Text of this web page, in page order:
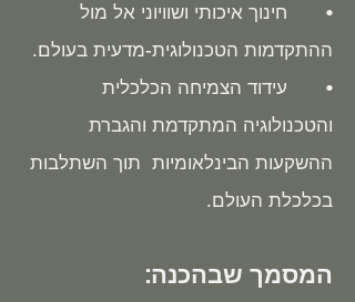
• חינוך איכותי ושוויוני אל מול
ההתקדמות הטכנולוגית-מדעית בעולם.
• עידוד הצמיחה הכלכלית
והטכנולוגיה המתקדמת והגברת
ההשקעות הבינלאומיות תוך השתלבות
בכלכלת העולם.
המסמך שבהכנה: